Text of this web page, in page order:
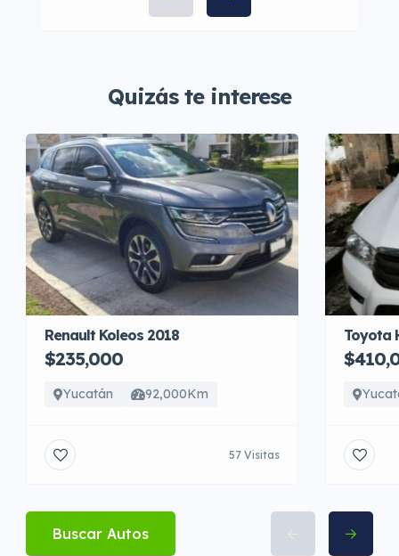
Quizás te interese
Renault Koleos 2018
$235,000
Yucatán 92,000Km
57 Visitas
Toyota
Buscar Autos